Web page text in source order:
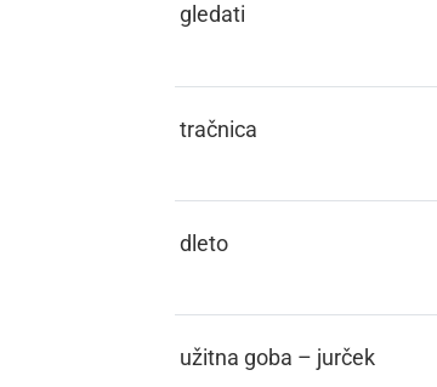
gledati
tračnica
dleto
užitna goba – jurček